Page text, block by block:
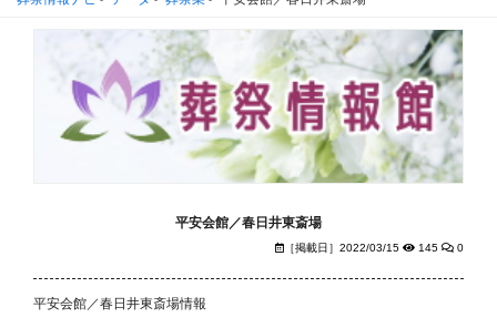
平安会館／春日井東斎場
［掲載日］2022/03/15 145 0
平安会館／春日井東斎場情報